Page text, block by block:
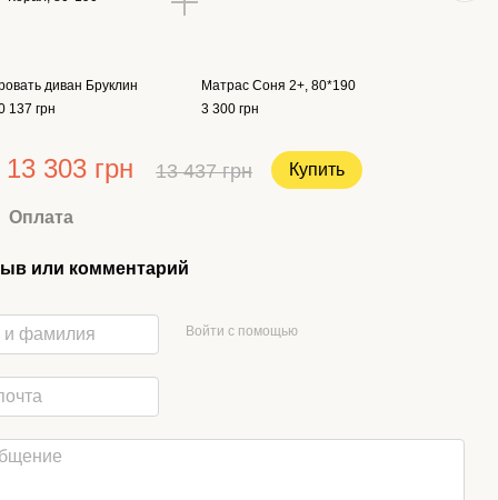
диван Бруклин
137 грн
Матрас Соня 2+, 80*190
3 300 грн
13 303 грн 13 437 грн Купить
Оплата
или комментарий
Войти с помощью